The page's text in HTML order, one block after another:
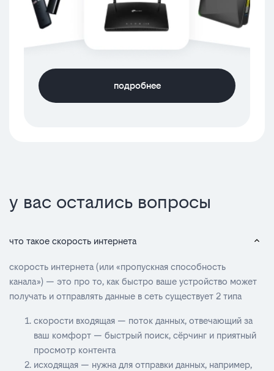
подробнее
у вас остались вопросы
что такое скорость интернета
скорость интернета (или «пропускная способность
канала») — это про то, как быстро ваше устройство может
получать и отправлять данные в сеть существует 2 типа
скорости входящая — поток данных, отвечающий за
ваш комфорт — быстрый поиск, сёрчинг и приятный
просмотр контента
исходящая — нужна для отправки данных, например,